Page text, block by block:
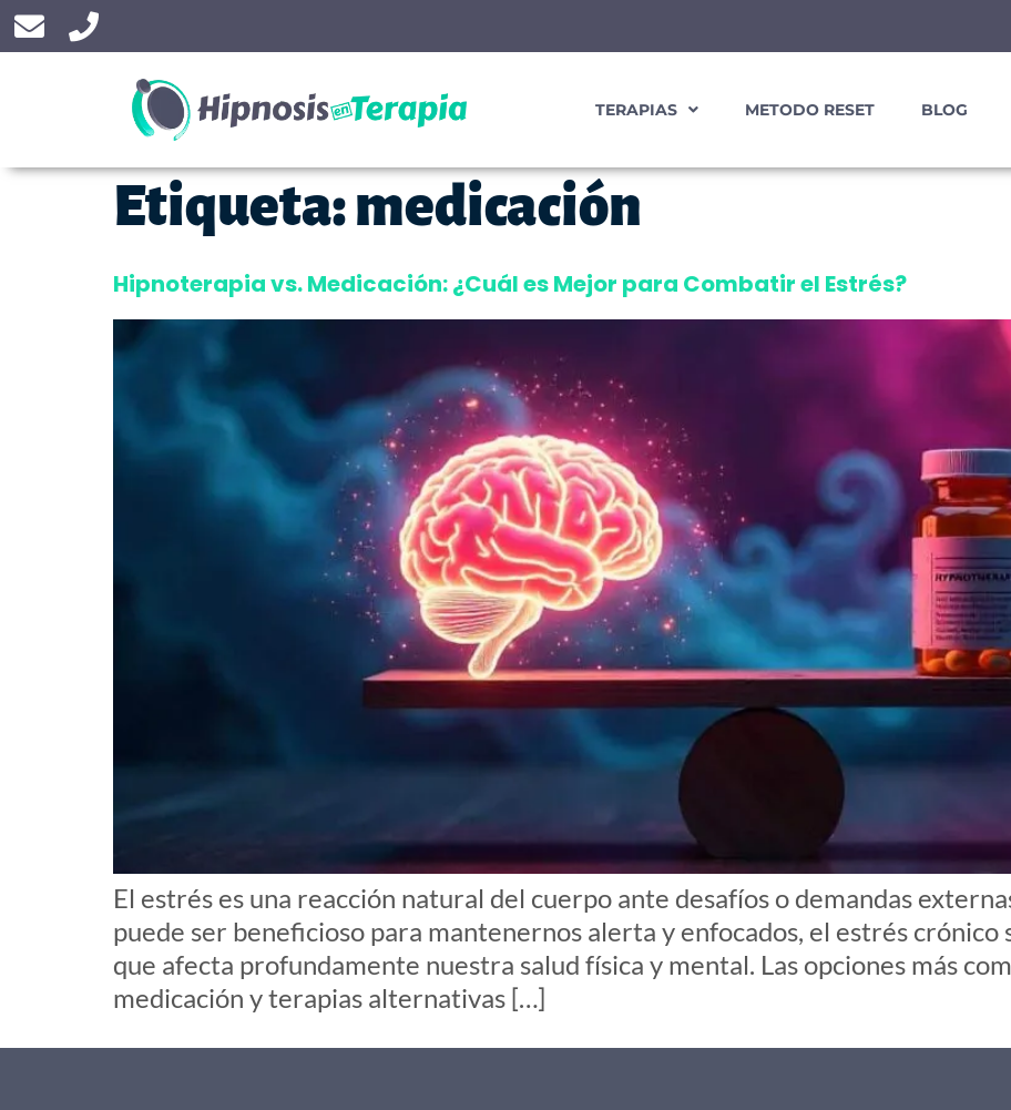
TERAPIAS METODO RESET BLOG
Etiqueta:medicación
Hipnoterapia vs. Medicación: ¿Cuál es Mejor para Combatir el Estrés?
El estrés es una reacción natural del cuerpo ante desafíos o demandas
puede ser beneficioso para mantenernos alerta y enfocados, el estrés
que afecta profundamente nuestra salud física y mental. Las opciones más
medicación y terapias alternativas […]